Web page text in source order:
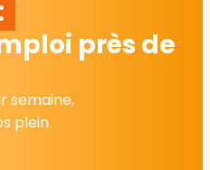
près de
semaine,
plein.